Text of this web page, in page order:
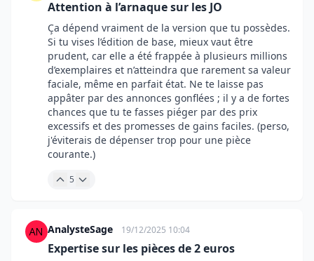
Attention à l’arnaque sur les JO
Ça dépend vraiment de la version que tu possèdes.
Si tu vises l’édition de base, mieux vaut être
prudent, car elle a été frappée à plusieurs millions
d’exemplaires et n’atteindra que rarement sa valeur
faciale, même en parfait état. Ne te laisse pas
appâter par des annonces gonflées ; il y a de fortes
chances que tu te fasses piéger par des prix
excessifs et des promesses de gains faciles. (perso,
j'éviterais de dépenser trop pour une pièce
courante.)
5
AnalysteSage 19/12/2025 10:04
Expertise sur les pièces de 2 euros